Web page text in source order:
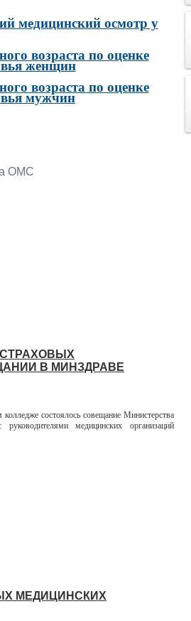
медицинский осмотр у
возраста по оценке
женщин
возраста по оценке
мужчин
ОМС
В МИНЗДРАВЕ
состоялось совещание Министерства
медицинских организаций
МЕДИЦИНСКИХ